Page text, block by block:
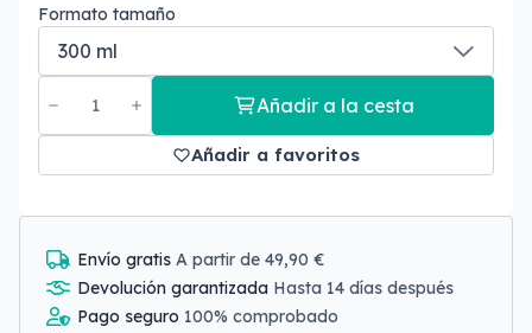
Formato tamaño
Añadir a la cesta
Añadir a favoritos
Envío gratis A partir de 49,90 €
Devolución garantizada Hasta 14 días después
Pago seguro 100% comprobado